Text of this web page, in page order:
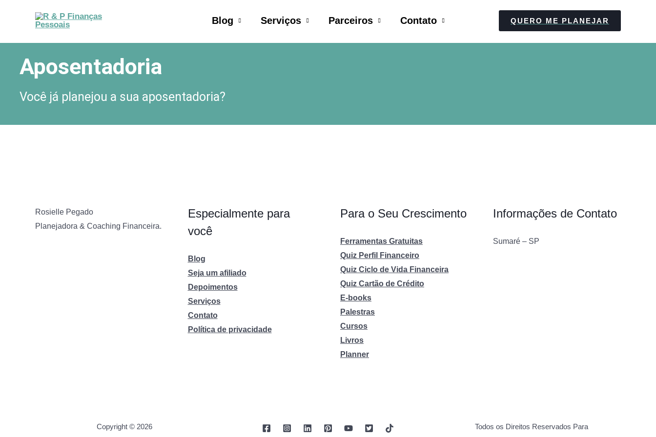
Blog Serviços Parceiros Contato QUERO ME PLANEJAR
Aposentadoria
Você já planejou a sua aposentadoria?
Rosielle Pegado
Planejadora & Coaching Financeira.
Especialmente para
você
Blog
Seja um afiliado
Depoimentos
Serviços
Contato
Política de privacidade
Para o Seu Crescimento
Ferramentas Gratuitas
Quiz Perfil Financeiro
Quiz Ciclo de Vida Financeira
Quiz Cartão de Crédito
E-books
Palestras
Cursos
Livros
Planner
Informações de Contato
Sumaré – SP
Copyright © 2026
Todos os Direitos Reservados Para